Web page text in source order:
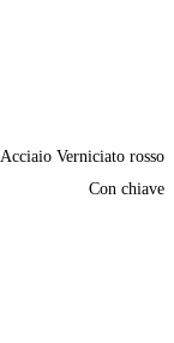
Acciaio Verniciato rosso
Con chiave